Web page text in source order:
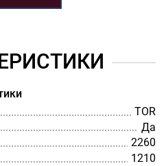
TOR
Да
2260
1210